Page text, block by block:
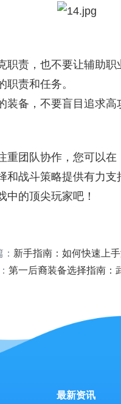
责，也不要让辅助职
责和任务。
备，不要盲目追求高
重团队协作，您可以
和战斗策略提供有力
的顶尖玩家吧！
： 新手指南：如何快速上
第一后裔装备选择指南：
最新资讯